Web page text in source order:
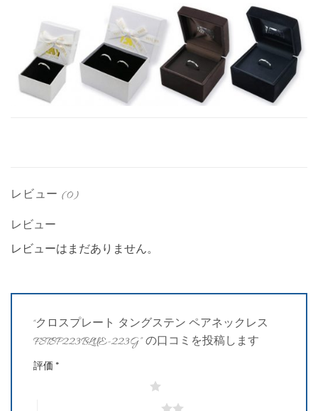
レビュー (0)
レビュー
レビューはまだありません。
“クロスプレート タングステン ペアネックレス
FSTSP223BLUE-223G” の口コミを投稿します
評価 *